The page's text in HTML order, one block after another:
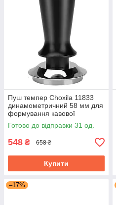
Пуш темпер Choxila 11833
динамометричний 58 мм для
формування кавової
таблетки неіржавка сталь
Готово до відправки 31 од.
548 ₴ 658 ₴
Купити
–17%